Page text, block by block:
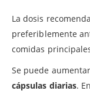
La dosis
preferiblemente
comidas
Se puede
cápsulas diarias.